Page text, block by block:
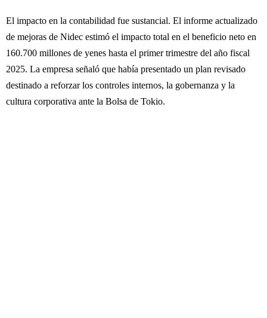
El impacto en la contabilidad fue sustancial. El informe actualizado
de mejoras de Nidec estimó el impacto total en el beneficio neto en
160.700 millones de yenes hasta el primer trimestre del año fiscal
2025. La empresa señaló que había presentado un plan revisado
destinado a reforzar los controles internos, la gobernanza y la
cultura corporativa ante la Bolsa de Tokio.